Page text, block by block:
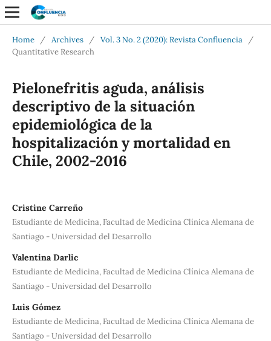
Home / Archives / Vol. 3 No. 2 (2020): Revista Confluencia
/
Quantitative Research
Pielonefritis aguda, análisis
descriptivo de la situación
epidemiológica de la
hospitalización y mortalidad en
Chile, 2002-2016
Cristine Carreño
Estudiante de Medicina, Facultad de Medicina Clínica Alemana de
Santiago - Universidad del Desarrollo
Valentina Darlic
Estudiante de Medicina, Facultad de Medicina Clínica Alemana de
Santiago - Universidad del Desarrollo
Luis Gómez
Estudiante de Medicina, Facultad de Medicina Clínica Alemana de
Santiago - Universidad del Desarrollo